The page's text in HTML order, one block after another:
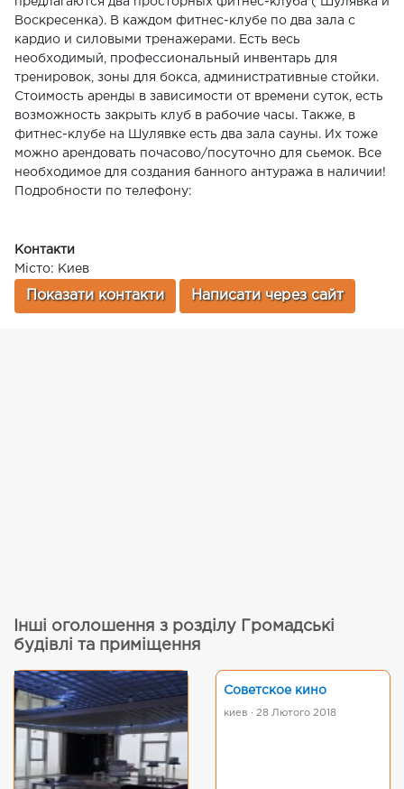
Воскресенка). В каждом фитнес-клубе по два зала с
кардио и силовыми тренажерами. Есть весь
необходимый, профессиональный инвентарь для
тренировок, зоны для бокса, административные стойки.
Стоимость аренды в зависимости от времени суток, есть
возможность закрыть клуб в рабочие часы. Также, в
фитнес-клубе на Шулявке есть два зала сауны. Их тоже
можно арендовать почасово/посуточно для сьемок. Все
необходимое для создания банного антуража в наличии!
Подробности по телефону:
Контакти
Місто: Киев
Показати контакти Написати через сайт
Інші оголошення з розділу Громадські
будівлі та приміщення
Советское кино
киев · 28 Лютого 2018